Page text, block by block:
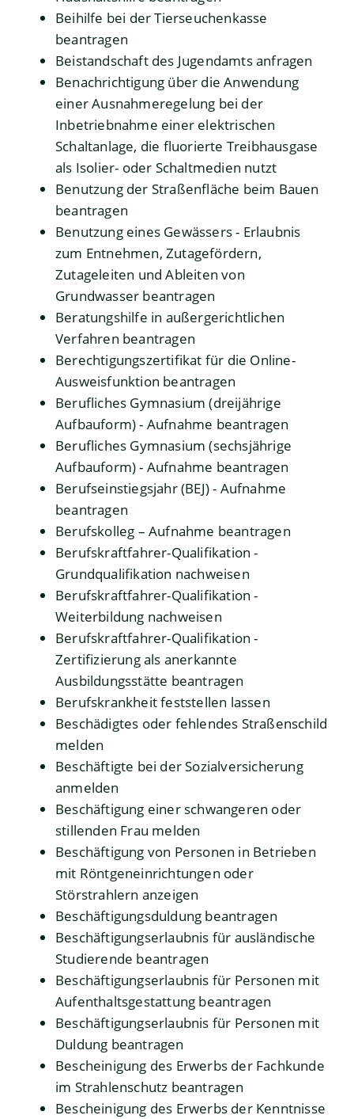
Beihilfe bei der Tierseuchenkasse
beantragen
Beistandschaft des Jugendamts anfragen
Benachrichtigung über die Anwendung
einer Ausnahmeregelung bei der
Inbetriebnahme einer elektrischen
Schaltanlage, die fluorierte Treibhausgase
als Isolier- oder Schaltmedien nutzt
Benutzung der Straßenfläche beim Bauen
beantragen
Benutzung eines Gewässers - Erlaubnis
zum Entnehmen, Zutagefördern,
Zutageleiten und Ableiten von
Grundwasser beantragen
Beratungshilfe in außergerichtlichen
Verfahren beantragen
Berechtigungszertifikat für die Online-
Ausweisfunktion beantragen
Berufliches Gymnasium (dreijährige
Aufbauform) - Aufnahme beantragen
Berufliches Gymnasium (sechsjährige
Aufbauform) - Aufnahme beantragen
Berufseinstiegsjahr (BEJ) - Aufnahme
beantragen
Berufskolleg – Aufnahme beantragen
Berufskraftfahrer-Qualifikation -
Grundqualifikation nachweisen
Berufskraftfahrer-Qualifikation -
Weiterbildung nachweisen
Berufskraftfahrer-Qualifikation -
Zertifizierung als anerkannte
Ausbildungsstätte beantragen
Berufskrankheit feststellen lassen
Beschädigtes oder fehlendes Straßenschild
melden
Beschäftigte bei der Sozialversicherung
anmelden
Beschäftigung einer schwangeren oder
stillenden Frau melden
Beschäftigung von Personen in Betrieben
mit Röntgeneinrichtungen oder
Störstrahlern anzeigen
Beschäftigungsduldung beantragen
Beschäftigungserlaubnis für ausländische
Studierende beantragen
Beschäftigungserlaubnis für Personen mit
Aufenthaltsgestattung beantragen
Beschäftigungserlaubnis für Personen mit
Duldung beantragen
Bescheinigung des Erwerbs der Fachkunde
im Strahlenschutz beantragen
Bescheinigung des Erwerbs der Kenntnisse